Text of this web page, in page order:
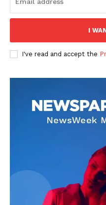
I
I've read and accept the